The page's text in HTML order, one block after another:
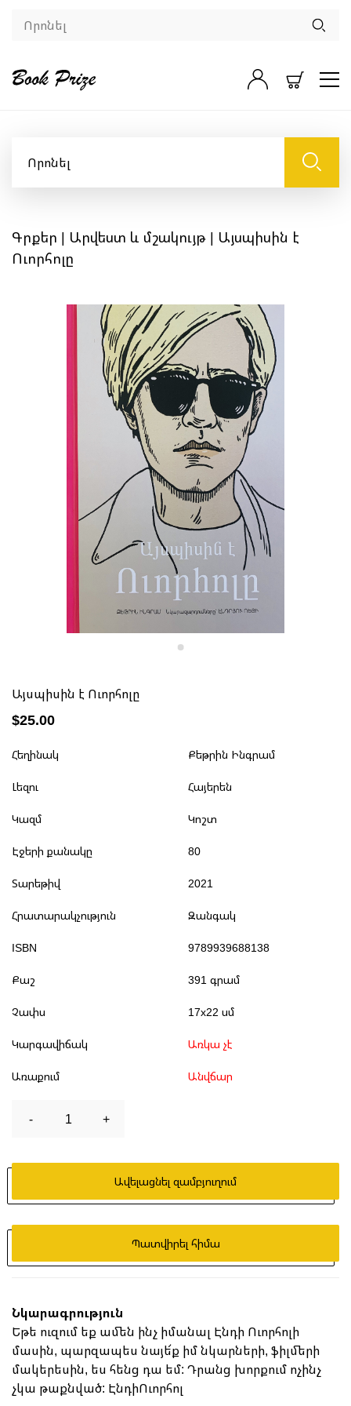
Գրքեր | Արվեստ և մշակույթ | Այսպիսին է
Ուորհոլը
Այսպիսին է Ուորհոլը
$25.00
Հեղինակ Քեթրին Ինգրամ
Լեզու Հայերեն
Կազմ Կոշտ
Էջերի քանակը 80
Տարեթիվ 2021
Հրատարակչություն Զանգակ
ISBN 9789939688138
Քաշ 391 գրամ
Չափս 17x22 սմ
Կարգավիճակ Առկա չէ
Առաքում Անվճար
- 1 +
Ավելացնել զամբյուղում
Պատվիրել հիմա
Նկարագրություն
Եթե ուզում եք ամեն ինչ իմանալ Էնդի Ուորհոլի
մասին, պարզապես նայե՜ք իմ նկարների, ֆիլմերի
մակերեսին, ես հենց դա եմ: Դրանց խորքում ոչինչ
չկա թաքնված: ԷնդիՈւորհոլ